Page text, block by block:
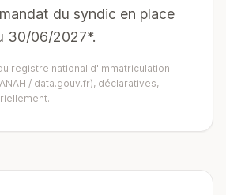
du syndic en place
30/06/2027*.
registre national d'immatriculation
/ data.gouv.fr), déclaratives,